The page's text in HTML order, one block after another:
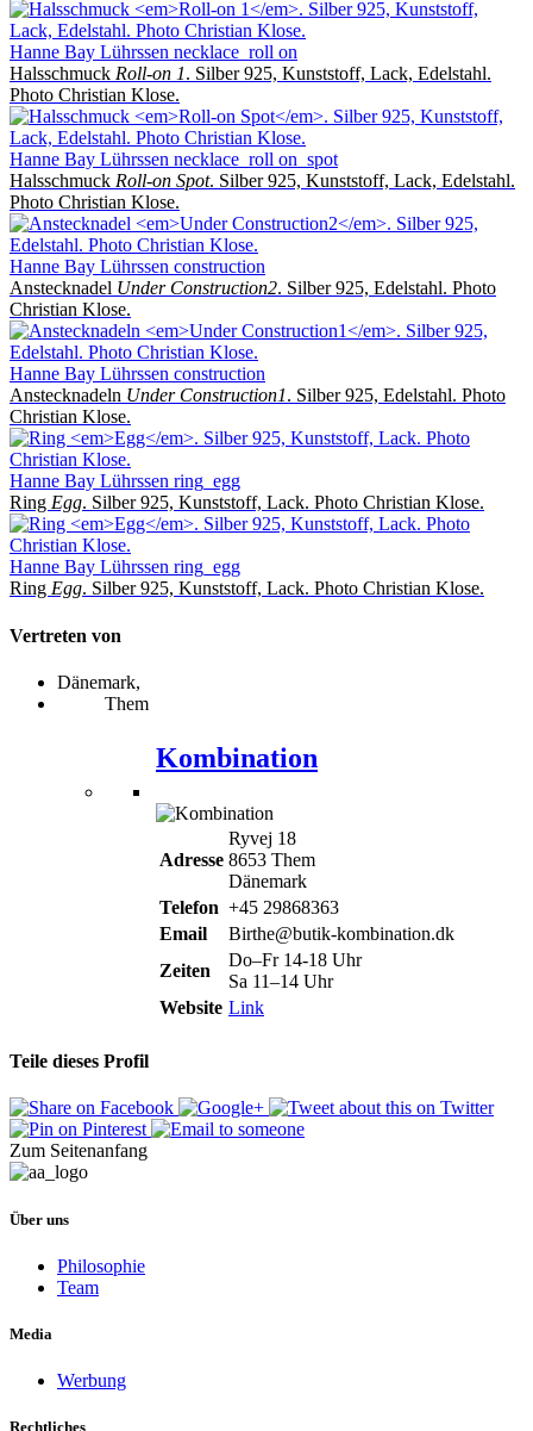
Hanne Bay Lührssen necklace_roll on
Halsschmuck Roll-on 1. Silber 925, Kunststoff, Lack, Edelstahl.
Photo Christian Klose.
Hanne Bay Lührssen necklace_roll on_spot
Halsschmuck Roll-on Spot. Silber 925, Kunststoff, Lack, Edelstahl.
Photo Christian Klose.
Hanne Bay Lührssen construction
Anstecknadel Under Construction2. Silber 925, Edelstahl. Photo
Christian Klose.
Hanne Bay Lührssen construction
Anstecknadeln Under Construction1. Silber 925, Edelstahl. Photo
Christian Klose.
Hanne Bay Lührssen ring_egg
Ring Egg. Silber 925, Kunststoff, Lack. Photo Christian Klose.
Hanne Bay Lührssen ring_egg
Ring Egg. Silber 925, Kunststoff, Lack. Photo Christian Klose.
Vertreten von
Dänemark,
Them
Kombination
Adresse
Ryvej 18
8653 Them
Dänemark
Telefon +45 29868363
Email
Birthe@butik-kombination.dk
Zeiten
Do–Fr 14-18 Uhr
Sa 11–14 Uhr
Website Link
Teile dieses Profil
Zum Seitenanfang
Über uns
Philosophie
Team
Media
Werbung
Rechtliches